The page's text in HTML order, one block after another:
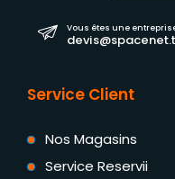
Vous êtes une
Service Client
Nos Magasins
Service Reservii